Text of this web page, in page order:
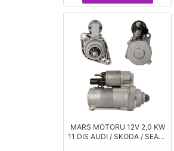
MARS MOTORU 12V 2,0 KW
11 DIS AUDI / SKODA / SEAT /